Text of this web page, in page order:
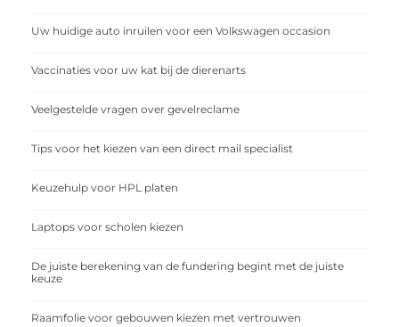
Uw huidige auto inruilen voor een Volkswagen occasion
Vaccinaties voor uw kat bij de dierenarts
Veelgestelde vragen over gevelreclame
Tips voor het kiezen van een direct mail specialist
Keuzehulp voor HPL platen
Laptops voor scholen kiezen
De juiste berekening van de fundering begint met de juiste
keuze
Raamfolie voor gebouwen kiezen met vertrouwen